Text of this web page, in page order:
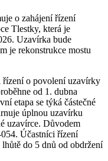
o zahájení řízení
Tlestky, která je
Uzavírka bude
je rekonstrukce mostu
řízení o povolení uzavírky
od 1. dubna
etapa se týká částečné
úplnou uzavírku
uzavírce. Důvodem
Účastníci řízení
do 5 dnů od obdržení